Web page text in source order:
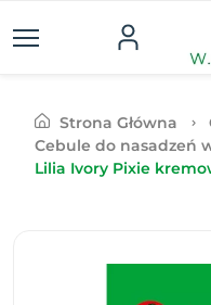
Strona Główna
Cebule do nasadzeń
Lilia Ivory Pixie